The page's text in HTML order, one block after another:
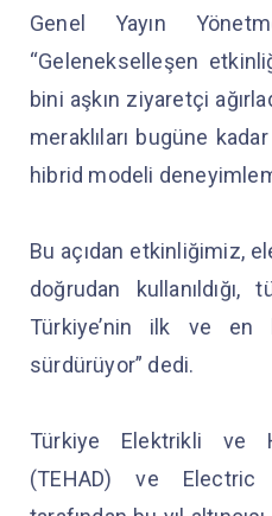
Genel Yayın
“Gelenekselleşen
bini aşkın ziyaretçi
meraklıları bugüne
hibrid modeli
Bu açıdan etkinliğimiz,
doğrudan kullanıldığı,
Türkiye’nin ilk ve en
sürdürüyor” dedi.
Türkiye Elektrikli ve
(TEHAD) ve